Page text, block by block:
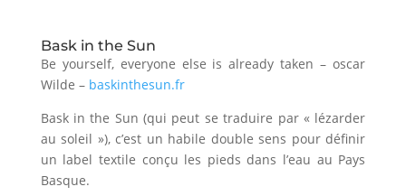
Bask in the Sun
Be yourself, everyone else is already taken – oscar
Wilde – baskinthesun.fr
Bask in the Sun (qui peut se traduire par « lézarder
au soleil »), c’est un habile double sens pour définir
un label textile conçu les pieds dans l’eau au Pays
Basque.